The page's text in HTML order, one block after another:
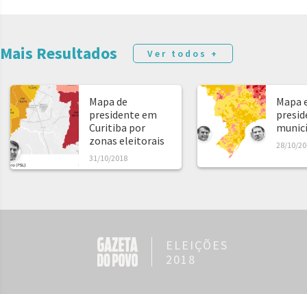
Mais Resultados Ver todos +
Mapa de
presidente em
Curitiba por
zonas eleitorais
31/10/2018
Mapa
28/10/
ELEIÇÕES
2018